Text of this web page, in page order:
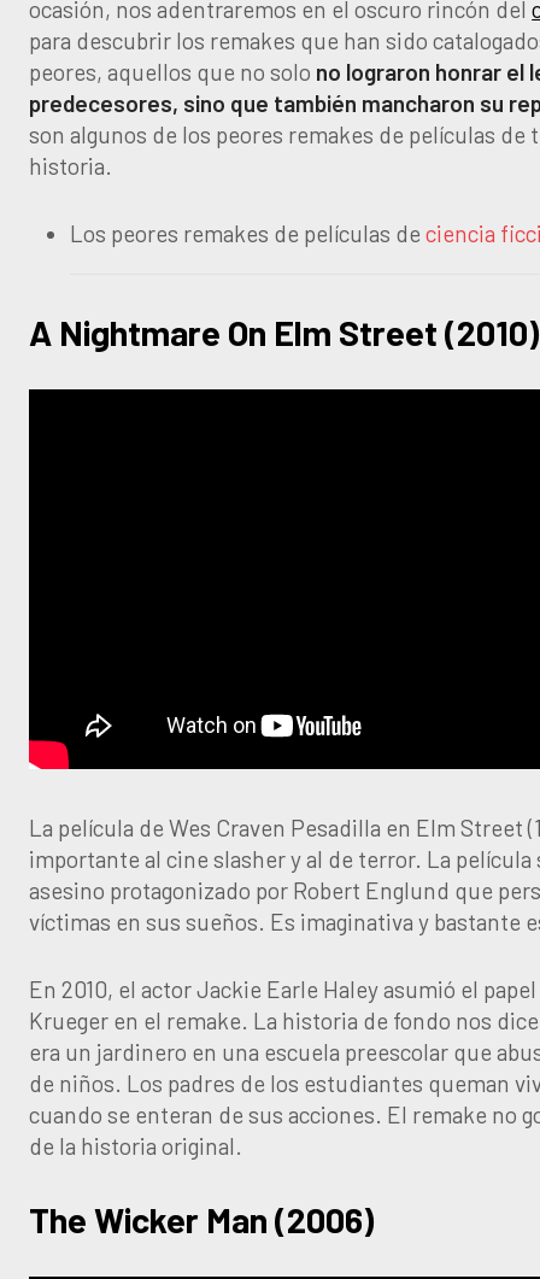
ocasión, nos adentraremos en el oscuro rincón del
para descubrir los remakes que han sido
peores, aquellos que no solo no lograron honrar el
predecesores, sino que también mancharon su
son algunos de los peores remakes de películas de
historia.
Los peores remakes de películas de ciencia
A Nightmare On Elm Street (2010)
La película de Wes Craven Pesadilla en Elm Street
importante al cine slasher y al de terror. La película
asesino protagonizado por Robert Englund que
víctimas en sus sueños. Es imaginativa y bastante
En 2010, el actor Jackie Earle Haley asumió el
Krueger en el remake. La historia de fondo nos
era un jardinero en una escuela preescolar que
de niños. Los padres de los estudiantes queman
cuando se enteran de sus acciones. El remake no
de la historia original.
The Wicker Man (2006)